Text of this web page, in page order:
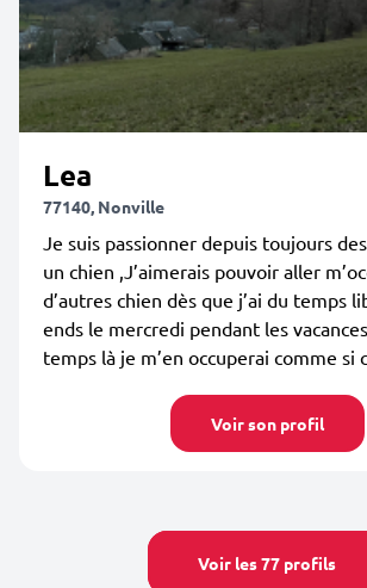
Lea
77140, Nonville
Je suis passionner depuis toujours
un chien ,J’aimerais pouvoir aller
d’autres chien dès que j’ai du temps
ends le mercredi pendant les
temps là je m’en occuperai comme si
Voir son profil
Voir les 77 profils